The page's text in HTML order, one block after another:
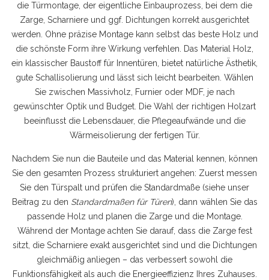
die Türmontage der eigentliche Einbauprozess, bei dem die
Zarge, Scharniere und ggf. Dichtungen korrekt ausgerichtet
werden . Ohne präzise Montage kann selbst das beste Holz und
die schönste Form ihre Wirkung verfehlen. Das Material
Holz
ein klassischer Baustoff für Innentüren, bietet natürliche Ästhetik,
gute Schallisolierung und lässt sich leicht bearbeiten . Wählen
Sie zwischen Massivholz, Furnier oder MDF, je nach
gewünschter Optik und Budget. Die Wahl der richtigen Holzart
beeinflusst die Lebensdauer, die Pflegeaufwände und die
Wärmeisolierung der fertigen Tür.
Nachdem Sie nun die Bauteile und das Material kennen, können
Sie den gesamten Prozess strukturiert angehen: Zuerst messen
Sie den Türspalt und prüfen die Standardmaße (siehe unser
Beitrag zu den Standardmaßen für Türen), dann wählen Sie das
passende Holz und planen die Zarge und die Montage.
Während der Montage achten Sie darauf, dass die Zarge fest
sitzt, die Scharniere exakt ausgerichtet sind und die Dichtungen
gleichmäßig anliegen – das verbessert sowohl die
Funktionsfähigkeit als auch die Energieeffizienz Ihres Zuhauses.